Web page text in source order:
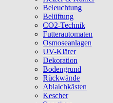
Beleuchtung
Belüftung
CO2-Technik
Futterautomaten
Osmoseanlagen
UV-Klärer
Dekoration
Bodengrund
Rückwände
Ablaichkästen
Kescher